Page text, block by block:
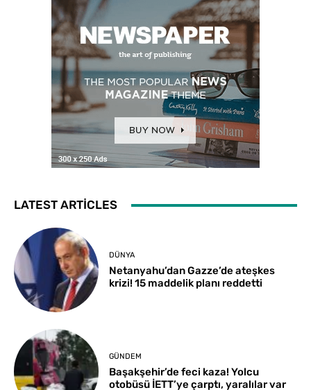
LATEST ARTICLES
DÜNYA
Netanyahu’dan Gazze’de ateşkes
krizi! 15 maddelik planı reddetti
GÜNDEM
Başakşehir’de feci kaza! Yolcu
otobüsü İETT’ye çarptı, yaralılar var